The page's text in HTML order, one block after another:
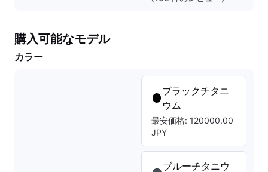
購入可能なモデル
カラー
ブラックチタニ
ウム
最安価格: 120000.00
JPY
ブルーチタニウ